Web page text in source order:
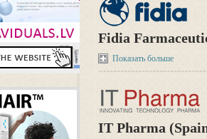
Fidia
Показать больше
IT Pharma